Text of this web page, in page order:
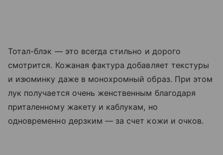
Тотал-блэк — это всегда стильно и дорого
смотрится. Кожаная фактура добавляет текстуры
и изюминку даже в монохромный образ. При этом
лук получается очень женственным благодаря
приталенному жакету и каблукам, но
одновременно дерзким — за счет кожи и очков.